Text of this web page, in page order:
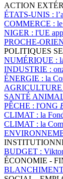
ACTION
ÉTATS-UNIS :
COMMERCE :
NIGER : l'UE
PROCHE-
POLITIQUES
NUMÉRIQUE :
INDUSTRIE :
ÉNERGIE : la
AGRICULTURE
SANTÉ
PÊCHE : l'ONG
CLIMAT : la
CLIMAT : la
BUDGET :
ÉCONOMIE -